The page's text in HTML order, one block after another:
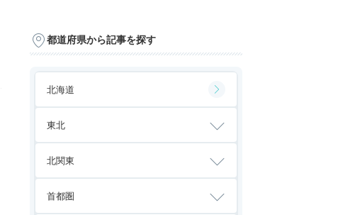
都道府県から記事を探す
北海道
東北
北関東
首都圏